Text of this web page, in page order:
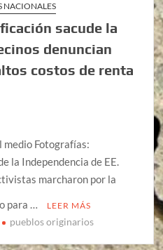
NACIONALES
sacude la
denuncian
costos de renta
medio Fotografías:
la Independencia de EE.
marcharon por la
para …
LEER MÁS
pueblos originarios